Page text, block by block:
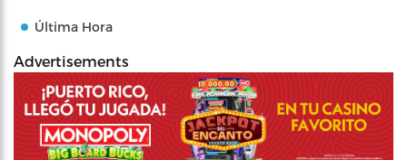
Última Hora
Advertisements